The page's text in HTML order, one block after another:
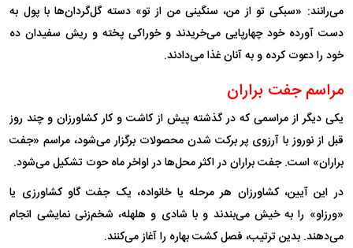
می‌رانند: «سبکی تو از من، سنگینی من از تو» دسته گل‌گردان‌ها با پول به
دست آورده خود چهارپایی می‌خریدند و خوراکی پخته و ریش سفیدان ده
خود را دعوت کرده و به آنان غذا می‌دادند.
مراسم جفت براران
یکی دیگر از مراسمی که در گذشته پیش از کاشت و کار کشاورزان و چند روز
قبل از نوروز با آرزوی پر برکت شدن محصولات برگزار می‌شود، مراسم «جفت
براران» است. جفت براران در اکثر محل‌ها در اواخر ماه حوت تشکیل می‌شود.
در این آیین، کشاورزان هر مرحله یا خانواده، یک جفت گاو کشاورزی یا
«ورزاو» را به خیش می‌بندند و با شادی و هلهله، شخم‌زنی نمایشی انجام
می‌دهند. بدین ترتیب، فصل کشت بهاره را آغاز می‌کنند.